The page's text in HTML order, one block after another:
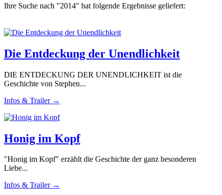
Ihre Suche nach "2014" hat folgende Ergebnisse geliefert:
Die Entdeckung der Unendlichkeit
DIE ENTDECKUNG DER UNENDLICHKEIT ist die
Geschichte von Stephen...
Infos & Trailer →
Honig im Kopf
"Honig im Kopf" erzählt die Geschichte der ganz besonderen
Liebe...
Infos & Trailer →